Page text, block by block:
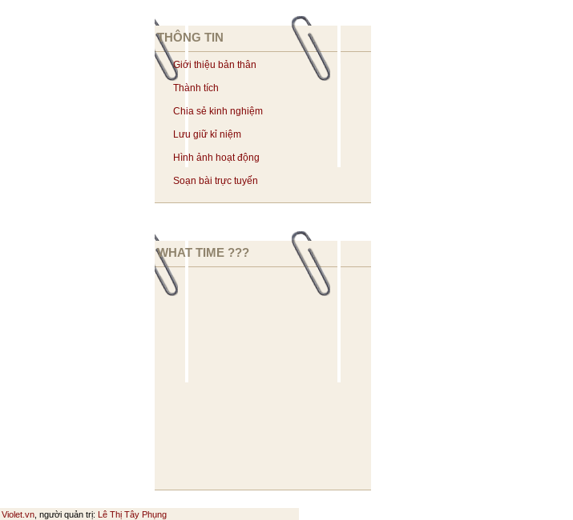
THÔNG TIN
Giới thiệu bản thân
Thành tích
Chia sẻ kinh nghiệm
Lưu giữ kỉ niệm
Hình ảnh hoạt động
Soạn bài trực tuyến
WHAT TIME ???
Violet.vn , người quản trị: Lê Thị Tây Phụng